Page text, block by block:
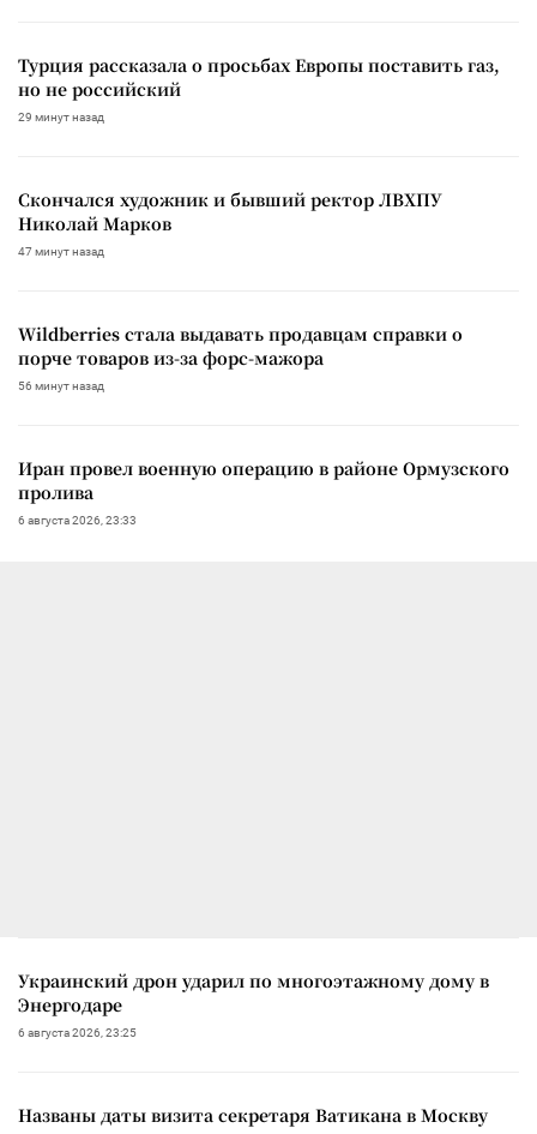
Турция рассказала о просьбах Европы поставить газ,
но не российский
29 минут назад
Скончался художник и бывший ректор ЛВХПУ
Николай Марков
47 минут назад
Wildberries стала выдавать продавцам справки о
порче товаров из-за форс-мажора
56 минут назад
Иран провел военную операцию в районе Ормузского
пролива
6 августа 2026, 23:33
Украинский дрон ударил по многоэтажному дому в
Энергодаре
6 августа 2026, 23:25
Названы даты визита секретаря Ватикана в Москву